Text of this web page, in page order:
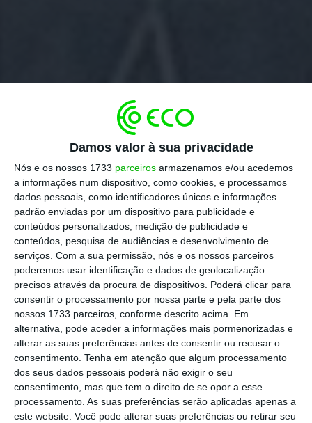
Damos valor à sua privacidade
Nós e os nossos 1733 parceiros armazenamos e/ou acedemos
a informações num dispositivo, como cookies, e processamos
dados pessoais, como identificadores únicos e informações
padrão enviadas por um dispositivo para publicidade e
conteúdos personalizados, medição de publicidade e
conteúdos, pesquisa de audiências e desenvolvimento de
serviços. Com a sua permissão, nós e os nossos parceiros
poderemos usar identificação e dados de geolocalização
precisos através da procura de dispositivos. Poderá clicar para
consentir o processamento por nossa parte e pela parte dos
nossos 1733 parceiros, conforme descrito acima. Em
alternativa, pode aceder a informações mais pormenorizadas e
alterar as suas preferências antes de consentir ou recusar o
consentimento. Tenha em atenção que algum processamento
dos seus dados pessoais poderá não exigir o seu
consentimento, mas que tem o direito de se opor a esse
processamento. As suas preferências serão aplicadas apenas a
este website. Você pode alterar suas preferências ou retirar seu